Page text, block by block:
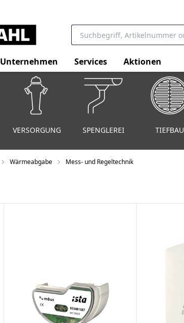
Unternehmen Services Aktionen
VERSORGUNG SPENGLEREI TIEFBAU
Wärmeabgabe Mess- und Regeltechnik